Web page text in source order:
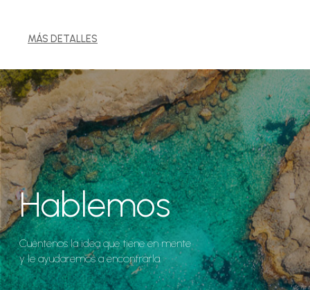
MÁS DETALLES
Hablemos
Cuéntenos la idea que tiene en mente
y le ayudaremos a encontrarla.